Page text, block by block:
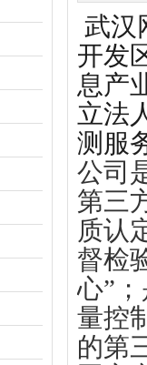
武汉
开发
息产
立法
测服
公司
第三
质认
督检
心”
量控
的第